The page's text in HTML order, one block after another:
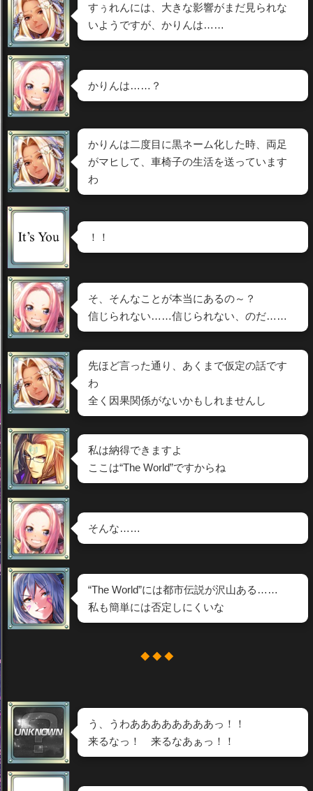
すぅれんには、大きな影響がまだ見られな
いようですが、かりんは……
かりんは……？
かりんは二度目に黒ネーム化した時、両足
がマヒして、車椅子の生活を送っています
わ
！！
そ、そんなことが本当にあるの～？
信じられない……信じられない、のだ……
先ほど言った通り、あくまで仮定の話です
わ
全く因果関係がないかもしれませんし
私は納得できますよ
ここは“The World”ですからね
そんな……
“The World”には都市伝説が沢山ある……
私も簡単には否定しにくいな
◆ ◆ ◆
う、うわああああああああっ！！
来るなっ！ 来るなあぁっ！！